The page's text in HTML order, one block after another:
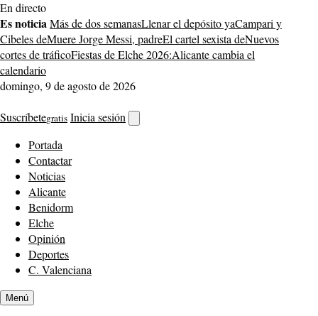
Saltar
al
contenido
En directo
Es noticiaMás de dos semanasLlenar el depósito yaCampari y
Cibeles deMuere Jorge Messi, padreEl cartel sexista deNuevos
cortes de tráficoFiestas de Elche 2026:Alicante cambia el
calendario
domingo, 9 de agosto de 2026
Suscríbetegratis Inicia sesión
buscador
Portada
Contactar
Noticias
Alicante
Benidorm
Elche
Opinión
Deportes
C. Valenciana
Menú